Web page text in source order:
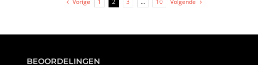
Vorige 1 2 3 … 10 Volgende
BEOORDELINGEN